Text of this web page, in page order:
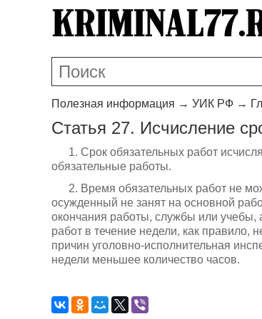
Полезная информация → УИК РФ →
Статья 27. Исчисление
1. Срок обязательных работ
обязательные работы.
2. Время обязательных работ не
осужденный не занят на основной
окончания работы, службы или учебы,
работ в течение недели, как
причин уголовно-исполнительная
недели меньшее количество часов.